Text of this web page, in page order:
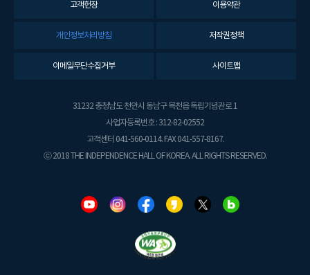
고객헌장 이용약관
개인정보처리방침 저작권정책
이메일무단수집거부 사이트맵
31232 충청남도 천안시 동남구 목천읍 독립기념관로 1
사업자등록번호 : 312-82-02552
고객센터 041-560-0114. FAX 041-557-8167.
ⓒ 2018 THE INDEPENDENCE HALL OF KOREA. ALL RIGHTS RESERVED.